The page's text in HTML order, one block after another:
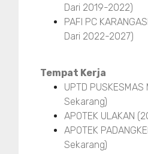
Dari 2019-2022)
PAFI PC
Dari 2022-2027)
Tempat Kerja
UPTD
Sekarang)
APOTEK ULAKAN
APOTEK
Sekarang)